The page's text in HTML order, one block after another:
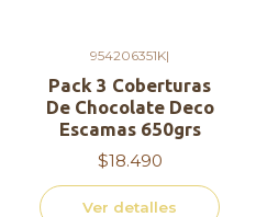
Agotado954206351K|
Pack 3 Coberturas
De Chocolate Deco
Escamas 650grs
$18.490
Ver detalles